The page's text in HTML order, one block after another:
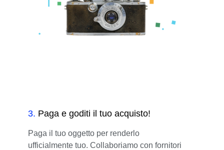
3. Paga e goditi il tuo acquisto!
Paga il tuo oggetto per renderlo
ufficialmente tuo. Collaboriamo con fornitori